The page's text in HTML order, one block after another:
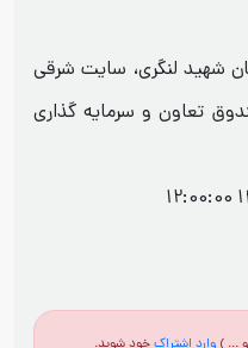
شهید لنگری، سایت شرقی
تعاون و سرمایه گذاری
... ) وارد اشتراکخود شوید.